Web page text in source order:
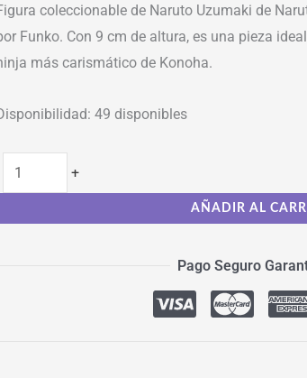
coleccionable de Naruto Uzumaki de
Funko. Con 9 cm de altura, es una pieza
más carismático de Konoha.
49 disponibles
+
AÑADIR AL
Pago Seguro